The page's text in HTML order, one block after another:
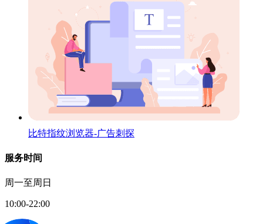
比特指纹浏览器-广告刺探
服务时间
周一至周日
10:00-22:00